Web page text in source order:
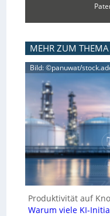
MEHR ZUM THEMA
Bild: ©panuwat/
Produktivität auf
Warum viele KI-